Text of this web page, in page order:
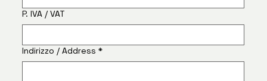
P. IVA / VAT
Indirizzo / Address *